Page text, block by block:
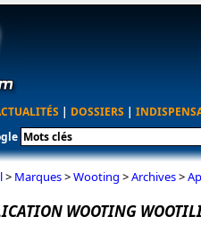
| DOSSIERS |
> Marques>Wooting >Archives>
WOOTING